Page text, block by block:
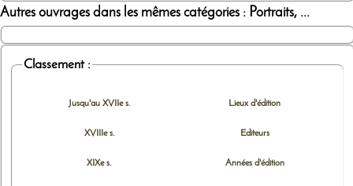
Autres ouvrages dans les mêmes catégories : Portraits, ...
Classement :
Jusqu'au XVIIe s.
XVIIIe s.
XIXe s.
Lieux d'édition
Editeurs
Années d'édition